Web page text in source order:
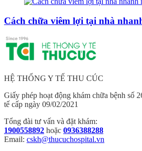
Cách chữa viêm lợi tại nhà
HỆ THỐNG Y TẾ THU CÚC
Giấy phép hoạt động khám chữa bệnh số
tế cấp ngày 09/02/2021
Tổng đài tư vấn và đặt khám:
1900558892 hoặc 0936388288
Email: cskh@thucuchospital.vn